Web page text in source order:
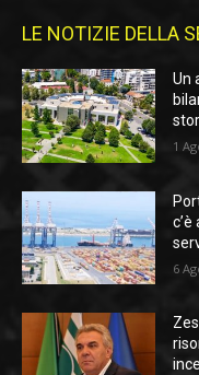
LE NOTIZIE DELLA
Un
1
6